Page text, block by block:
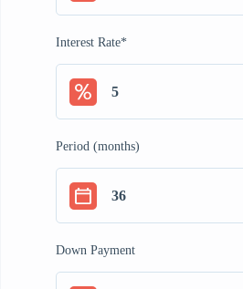
Interest Rate*
Period (months)
Down Payment